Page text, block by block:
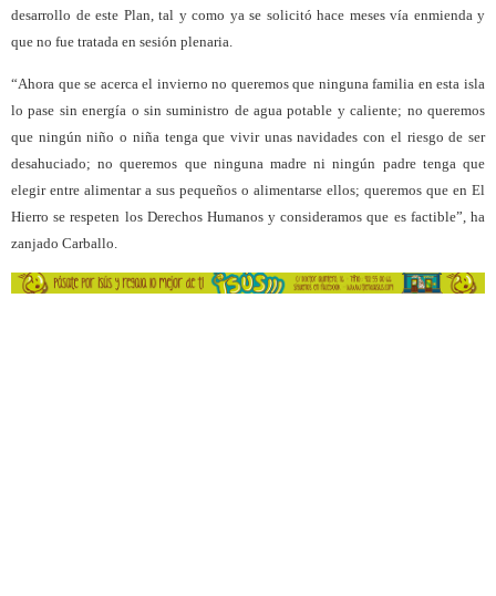
desarrollo de este Plan, tal y como ya se solicitó hace meses vía enmienda y
que no fue tratada en sesión plenaria.
“Ahora que se acerca el invierno no queremos que ninguna familia en esta isla
lo pase sin energía o sin suministro de agua potable y caliente; no queremos
que ningún niño o niña tenga que vivir unas navidades con el riesgo de ser
desahuciado; no queremos que ninguna madre ni ningún padre tenga que
elegir entre alimentar a sus pequeños o alimentarse ellos; queremos que en El
Hierro se respeten los Derechos Humanos y consideramos que es factible”, ha
zanjado Carballo.